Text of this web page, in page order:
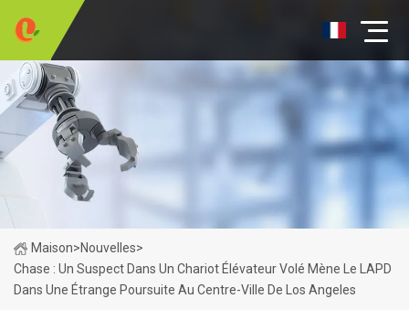
Maison>Nouvelles>
Chase : Un Suspect Dans Un Chariot Élévateur Volé Mène Le LAPD
Dans Une Étrange Poursuite Au Centre-Ville De Los Angeles